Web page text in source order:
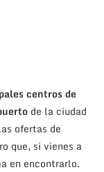
centros de
de la ciudad
ofertas de
que, si vienes a
en encontrarlo.